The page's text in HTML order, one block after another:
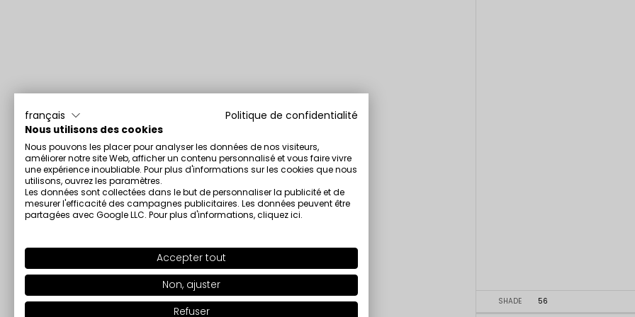
SHADE 56
français
Politique de confidentialité
Nous utilisons des cookies
Nous pouvons les placer pour analyser les données de nos visiteurs,
améliorer notre site Web, afficher un contenu personnalisé et vous faire vivre
une expérience inoubliable. Pour plus d'informations sur les cookies que nous
utilisons, ouvrez les paramètres.
Les données sont collectées dans le but de personnaliser la publicité et de
mesurer l'efficacité des campagnes publicitaires. Les données peuvent être
partagées avec Google LLC. Pour plus d'informations,cliquez ici.
Accepter tout
Non, ajuster
Refuser